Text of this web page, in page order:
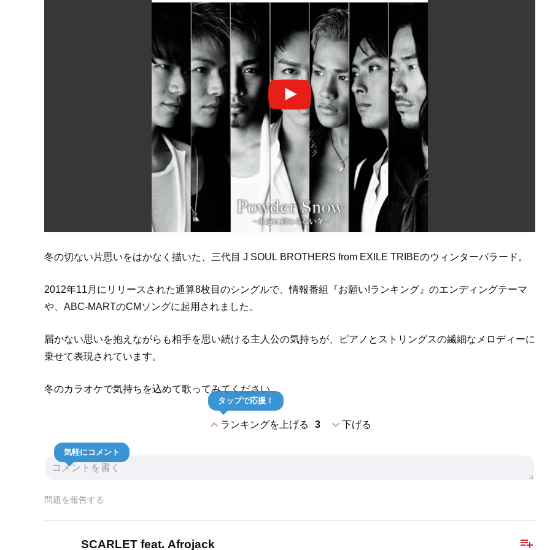
冬の切ない片思いをはかなく描いた、三代目 J SOUL BROTHERS from EXILE TRIBEのウィンターバラード。
2012年11月にリリースされた通算8枚目のシングルで、情報番組『お願い!ランキング』のエンディングテーマ
や、ABC-MARTのCMソングに起用されました。
届かない思いを抱えながらも相手を思い続ける主人公の気持ちが、ピアノとストリングスの繊細なメロディーに
乗せて表現されています。
冬のカラオケで気持ちを込めて歌ってみてください。
expand_lessランキングを上げる 3
タップで応援！
expand_more下げる
気軽にコメント
問題を報告する
playlist_add
SCARLET feat. Afrojack